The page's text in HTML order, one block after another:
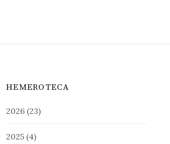
HEMEROTECA
2026 (23)
2025 (4)